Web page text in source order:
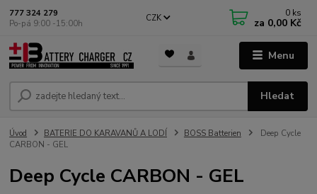
Menu
CZK
Hledat
777 324 279
Po-pá 9:00 -15:00h
0 ks
za 0,00 Kč
Úvod BATERIE DO KARAVANŮ A LODÍ BOSS Batterien
Deep Cycle
CARBON - GEL
Deep Cycle CARBON - GEL